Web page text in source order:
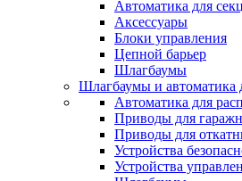
Автоматика для
Аксессуары
Блоки управления
Цепной барьер
Шлагбаумы
Шлагбаумы и автоматика
Автоматика для
Приводы для
Приводы для
Устройства
Устройства